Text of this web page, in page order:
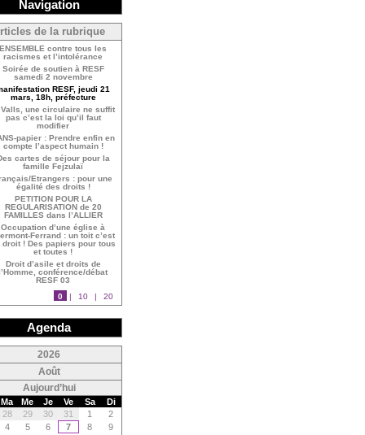
Navigation
de la rubrique
ENSEMBLE contre tous les
racismes et l’intolérance
Soirée de soutien à RESF
samedi 2 novembre
RESF, jeudi 21
mars, 18h, préfecture
Valls, une circulaire ne suffit
pas c’est la loi qu’il faut
modifier
papier : Prendre enfin en
compte l’aspect humain !
cartes de séjour pour la
famille Fejzulaï
Etrangers : pour une
égalité des droits !
PETITION POUR LA
REGULARISATION de 20
FAMILLES dans l’ALLIER
Occupation d’une église à
Ferrand : un toit c’est
droit ! Des papiers pour tous
et toutes !
Droit d’asile et droits de
conférence/débat
RESF 03
0
| 10 | 20
Agenda
2026
Août
Aujourd’hui
Ma Me Je Ve Sa
Di
28
29 30 31 1
2
4
5 6 7 8
9